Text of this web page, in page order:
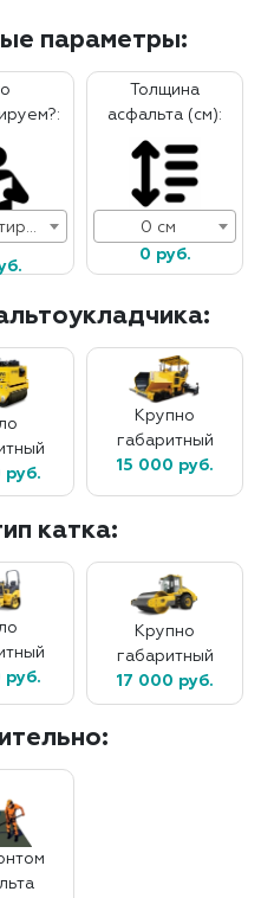
параметры:
Толщина
асфальта (см):
0 см
0 руб.
руб.
Крупно
габаритный
15 000 руб.
катка:
руб.
Крупно
габаритный
17 000 руб.